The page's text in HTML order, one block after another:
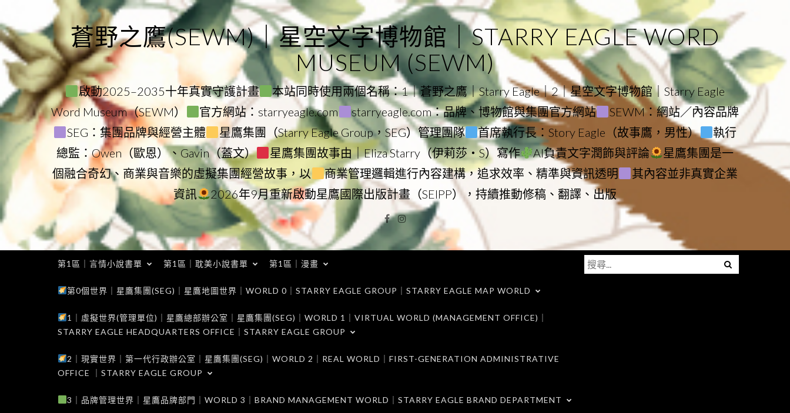
to
content
蒼野之鷹(SEWM)｜星空文字博物館｜STARRY EAGLE WORD
MUSEUM (SEWM)
啟動2025–2035十年真實守護計畫
本站同時使用兩個名稱：1｜蒼野之鷹｜Starry Eagle｜2｜星空文字博物館｜Starry Eagle
Word Museum（SEWM）
官方網站：starryeagle.com starryeagle.com：品牌、博物館與集團官方網站
SEWM：網站／內容品牌
SEG：集團品牌與經營主體
星鷹集團（Starry Eagle Group，SEG）管理團隊 首席執行長：Story Eagle（故事鷹，男性）
執行
總監：Owen（歐恩）、Gavin（蓋文）
星鷹集團故事由｜Eliza Starry（伊莉莎・S）寫作 AI負責文字潤飾與評論
星鷹集團是一
個融合奇幻、商業與音樂的虛擬集團經營故事，以
商業管理邏輯進行內容建構，追求效率、精準與資訊透明
其內容並非真實企業
資訊
2026年9月重新啟動星鷹國際出版計畫（SEIPP），持續推動修稿、翻譯、出版
Facebook
Instagram
第1區｜言情小說書單 第1區｜耽美小說書單 第1區｜漫畫
第0個世界｜星鷹集團(SEG)｜星鷹地圖世界｜WORLD 0｜STARRY EAGLE GROUP｜STARRY EAGLE MAP WORLD
1｜虛擬世界(管理單位)｜星鷹總部辦公室｜星鷹集團(SEG)｜WORLD 1｜VIRTUAL WORLD (MANAGEMENT OFFICE)｜
STARRY EAGLE HEADQUARTERS OFFICE｜STARRY EAGLE GROUP
2｜現實世界｜第一代行政辦公室｜星鷹集團(SEG)｜WORLD 2｜REAL WORLD｜FIRST-GENERATION ADMINISTRATIVE
OFFICE ｜STARRY EAGLE GROUP
3｜品牌管理世界｜星鷹品牌部門｜WORLD 3｜BRAND MANAGEMENT WORLD｜STARRY EAGLE BRAND DEPARTMENT
Menu
搜
尋